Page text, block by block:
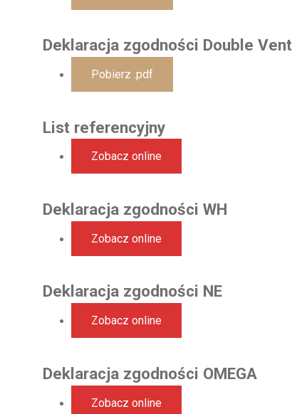
Deklaracja zgodności Double Vent
Pobierz .pdf
List referencyjny
Zobacz online
Deklaracja zgodności WH
Zobacz online
Deklaracja zgodności NE
Zobacz online
Deklaracja zgodności OMEGA
Zobacz online